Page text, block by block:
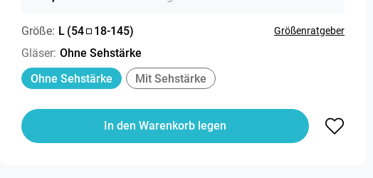
Größe: L (54 18-145) Größenratgeber
Gläser: Ohne Sehstärke
Ohne Sehstärke
Mit Sehstärke
In den Warenkorb legen